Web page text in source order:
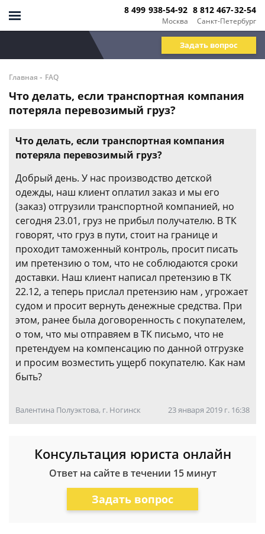
Москва
8 499 938-54-92
Санкт-Петербург
8 812 467-32-54
Задать вопрос
Главная - FAQ
Что делать, если транспортная компания
потеряла перевозимый груз?
Что делать, если транспортная компания
потеряла перевозимый груз?
Добрый день. У нас производство детской
одежды, наш клиент оплатил заказ и мы его
(заказ) отгрузили транспортной компанией, но
сегодня 23.01, груз не прибыл получателю. В ТК
говорят, что груз в пути, стоит на границе и
проходит таможенный контроль, просит писать
им претензию о том, что не соблюдаются сроки
доставки. Наш клиент написал претензию в ТК
22.12, а теперь прислал претензию нам , угрожает
судом и просит вернуть денежные средства. При
этом, ранее была договоренность с покупателем,
о том, что мы отправяем в ТК письмо, что не
претендуем на компенсацию по данной отгрузке
и просим возместить ущерб покупателю. Как нам
быть?
Валентина Полуэктова, г. Ногинск 23 января 2019 г. 16:38
Консультация юриста онлайн
Ответ на сайте в течении 15 минут
Задать вопрос